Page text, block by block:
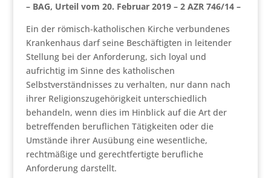
– BAG, Urteil vom 20. Februar 2019 – 2 AZR 746/14 –
Ein der römisch-katholischen Kirche verbundenes
Krankenhaus darf seine Beschäftigten in leitender
Stellung bei der Anforderung, sich loyal und
aufrichtig im Sinne des katholischen
Selbstverständnisses zu verhalten, nur dann nach
ihrer Religionszugehörigkeit unterschiedlich
behandeln, wenn dies im Hinblick auf die Art der
betreffenden beruflichen Tätigkeiten oder die
Umstände ihrer Ausübung eine wesentliche,
rechtmäßige und gerechtfertigte berufliche
Anforderung darstellt.